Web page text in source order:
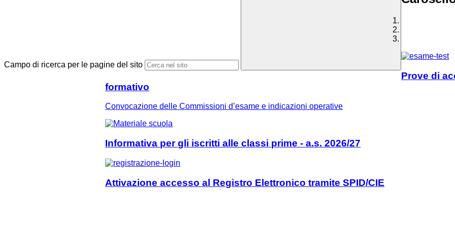
Campo di ricerca per le pagine del sito
Prove di
formativo
Convocazione delle Commissioni d’esame e indicazioni operative
Informativa per gli iscritti alle classi prime - a.s. 2026/27
Attivazione accesso al Registro Elettronico tramite SPID/CIE